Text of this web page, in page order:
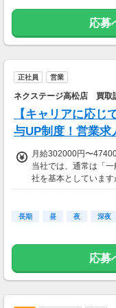
※月間MVP店舗には報
年収：4256000円～
・副店長最高年収：
・チーフ最高年収：
×12か月+賞与)
×12か月+賞与)
・副店長最低年収：
・チーフ最低年収：
【手厚い諸手当でさ
・家族手当(配偶者1
応募
正社員 営業
ネクステージ高松店 買取
【キャリアに応じ
与UP制度！営業
月給302000円〜
当社では、通常は「
社を基本としています
一定の条件を満たす
想定年収：3738000円
長期 昼 夜 深夜
応募